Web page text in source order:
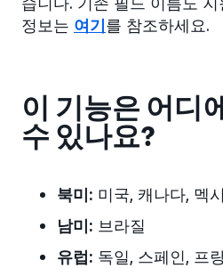
정보는 여기를 참조하세요.
이 기능은 어디
수 있나요?
북미: 미국, 캐나다, 멕
남미: 브라질
유럽: 독일, 스페인, 프